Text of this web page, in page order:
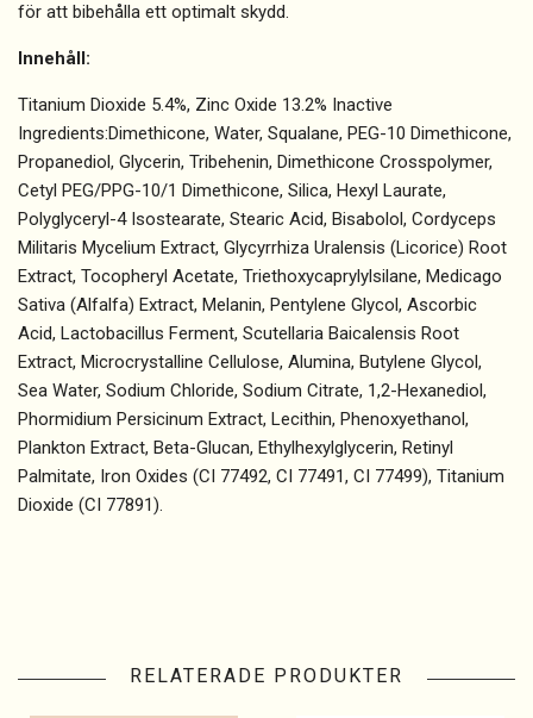
för att bibehålla ett optimalt skydd.
Innehåll:
Titanium Dioxide 5.4%, Zinc Oxide 13.2% Inactive
Ingredients:Dimethicone, Water, Squalane, PEG-10 Dimethicone,
Propanediol, Glycerin, Tribehenin, Dimethicone Crosspolymer,
Cetyl PEG/PPG-10/1 Dimethicone, Silica, Hexyl Laurate,
Polyglyceryl-4 Isostearate, Stearic Acid, Bisabolol, Cordyceps
Militaris Mycelium Extract, Glycyrrhiza Uralensis (Licorice) Root
Extract, Tocopheryl Acetate, Triethoxycaprylylsilane, Medicago
Sativa (Alfalfa) Extract, Melanin, Pentylene Glycol, Ascorbic
Acid, Lactobacillus Ferment, Scutellaria Baicalensis Root
Extract, Microcrystalline Cellulose, Alumina, Butylene Glycol,
Sea Water, Sodium Chloride, Sodium Citrate, 1,2-Hexanediol,
Phormidium Persicinum Extract, Lecithin, Phenoxyethanol,
Plankton Extract, Beta-Glucan, Ethylhexylglycerin, Retinyl
Palmitate, Iron Oxides (CI 77492, CI 77491, CI 77499), Titanium
Dioxide (CI 77891).
RELATERADE PRODUKTER